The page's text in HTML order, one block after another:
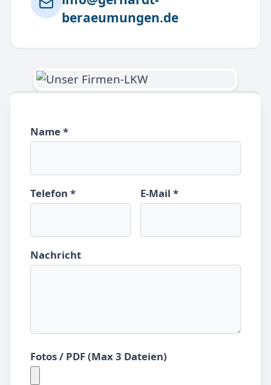
beraeumungen.de
Name *
Telefon * E-Mail *
Nachricht
Fotos / PDF (Max 3 Dateien)